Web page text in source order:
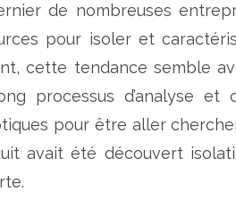
n
a
t
u
e
s
b
o
d
de nombreuses
pour isoler et
cette tendance semble
processus d’analyse et
pour être aller
avait été découvert